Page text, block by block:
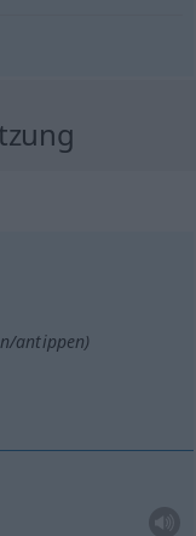
antippen)